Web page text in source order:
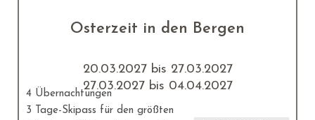
Osterzeit in den Bergen
20.03.2027 bis 27.03.2027
27.03.2027 bis 04.04.2027
4 Übernachtungen
3 Tage-Skipass für den größten